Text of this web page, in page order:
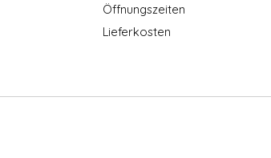
Öffnungszeiten
Lieferkosten